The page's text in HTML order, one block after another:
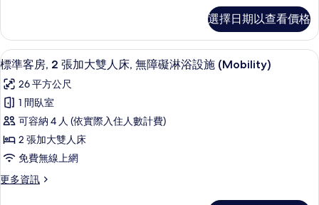
大
雙
人
床
(Communications)
的
所
有
相
客
房,
2
加
大
雙
人
床
(Communications)
的
詳
選擇日期以查看價格
顯
示
標
準
客
房,
張
高級寢具、書桌、筆電工作空間、免
7
標準客房, 2 張加大雙人床, 無障礙淋浴設施 (Mobility)
26 平方公尺
1 間臥室
可容納 4 人 (依實際入住人數計費)
2 張加大雙人床
免費無線上網
更多資訊
更